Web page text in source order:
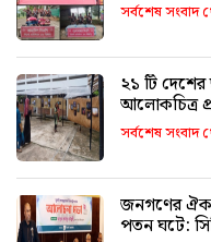
সর্বশেষ সংবাদ
২১ টি দেশের
আলোকচিত্র
সর্বশেষ সংবাদ
জনগণের
পতন ঘটে: